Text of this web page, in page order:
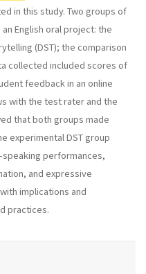
in this study. Two groups of
English oral project: the
(DST); the comparison
collected included scores of
feedback in an online
with the test rater and the
that both groups made
experimental DST group
performances,
and expressive
implications and
practices.